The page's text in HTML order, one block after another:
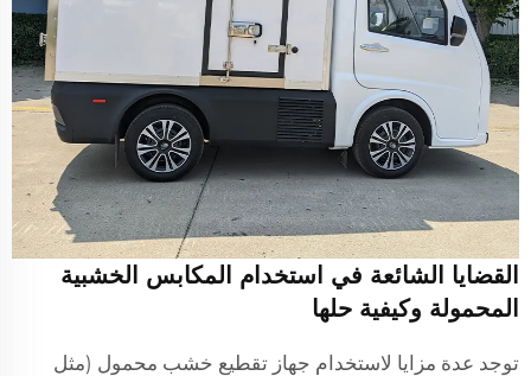
القضايا الشائعة في استخدام المكابس الخشبية
المحمولة وكيفية حلها
توجد عدة مزايا لاستخدام جهاز تقطيع خشب محمول (مثل